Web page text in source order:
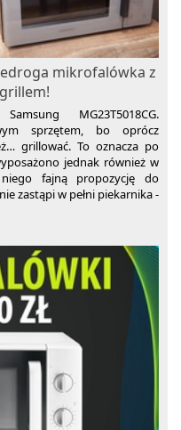
mikrofalówka z
MG23T5018CG.
sprzętem, bo oprócz
grillować. To oznacza po
jednak również w
fajną propozycję do
zastąpi w pełni piekarnika -